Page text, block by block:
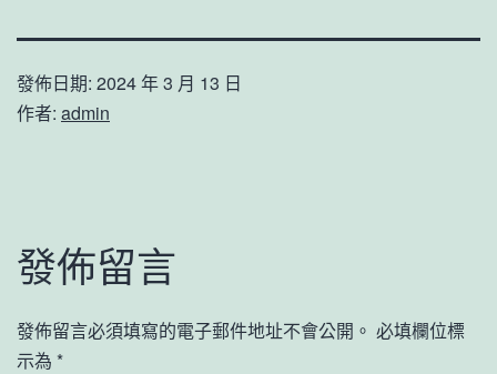
發佈日期: 2024 年 3 月 13 日
作者: admin
發佈留言
發佈留言必須填寫的電子郵件地址不會公開。 必填欄位標
示為 *